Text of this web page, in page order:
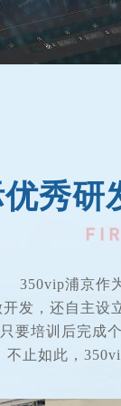
优秀研
350vip浦京作
发，还自主
要培训后完成
不止如此，